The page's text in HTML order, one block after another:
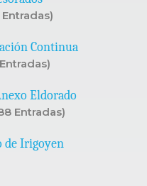
Continua
Eldorado
Entradas)
de Irigoyen